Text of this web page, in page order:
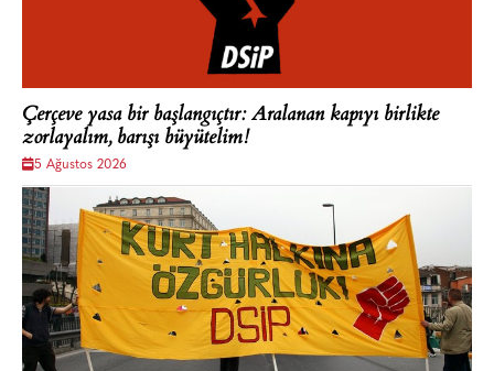
Çerçeve yasa bir başlangıçtır: Aralanan kapıyı birlikte
zorlayalım, barışı büyütelim!
5 Ağustos 2026